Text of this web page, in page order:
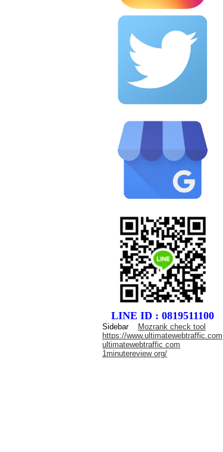
LINE ID : 0819511100
Sidebar
Mozrank check tool
https://www.ultimatewebtraffic.com
ultimatewebtraffic com
1minutereview org/